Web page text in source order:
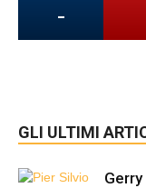
-
GLI ULTIMI